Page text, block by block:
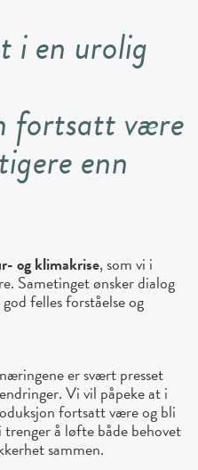
i en urolig
fortsatt være
enn
og klimakrise, som vi i
Sametinget ønsker dialog
felles forståelse og
er svært presset
Vi vil påpeke at i
fortsatt være og bli
å løfte både behovet
sammen.